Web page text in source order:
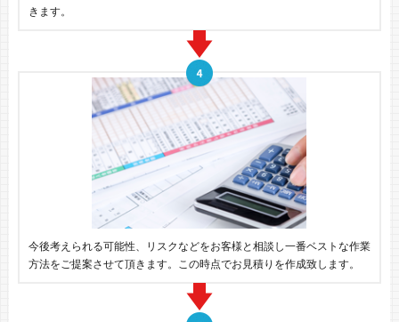
きます。
今後考えられる可能性、リスクなどをお客様と相談し一番ベストな作業
方法をご提案させて頂きます。この時点でお見積りを作成致します。